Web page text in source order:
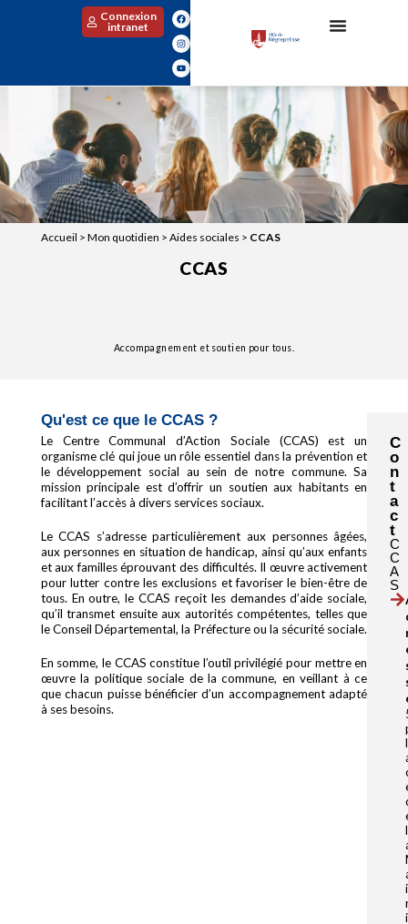
Connexion
intranet
Accueil > Mon quotidien > Aides sociales > CCAS
CCAS
Accompagnement et soutien pour tous.
Qu'est ce que le CCAS ?
Le Centre Communal d’Action Sociale (CCAS) est un
organisme clé qui joue un rôle essentiel dans la prévention et
le développement social au sein de notre commune. Sa
mission principale est d’offrir un soutien aux habitants en
facilitant l’accès à divers services sociaux.
Le CCAS s’adresse particulièrement aux personnes âgées,
aux personnes en situation de handicap, ainsi qu’aux enfants
et aux familles éprouvant des difficultés. Il œuvre activement
pour lutter contre les exclusions et favoriser le bien-être de
tous. En outre, le CCAS reçoit les demandes d’aide sociale,
qu’il transmet ensuite aux autorités compétentes, telles que
le Conseil Départemental, la Préfecture ou la sécurité sociale.
En somme, le CCAS constitue l’outil privilégié pour mettre en
œuvre la politique sociale de la commune, en veillant à ce
que chacun puisse bénéficier d’un accompagnement adapté
à ses besoins.
C
o
n
t
a
c
t
C
C
A
S
l
l
i
i